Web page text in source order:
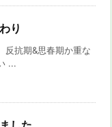
り
反抗期&思春期か重な
...